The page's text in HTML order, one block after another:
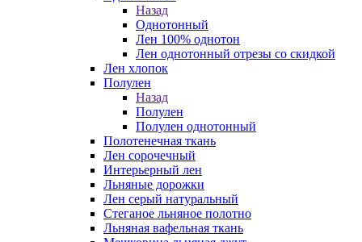
Назад
Однотонный
Лен 100% однотон
Лен однотонный отрезы со скидкой
Лен хлопок
Полулен
Назад
Полулен
Полулен однотонный
Полотенечная ткань
Лен сорочечный
Интерьерный лен
Льняные дорожки
Лен серый натуральный
Стеганое льняное полотно
Льняная вафельная ткань